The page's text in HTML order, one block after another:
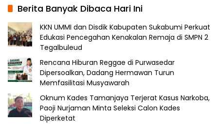
Berita Banyak Dibaca Hari Ini
KKN UMMI dan Disdik Kabupaten Sukabumi Perkuat
Edukasi Pencegahan Kenakalan Remaja di SMPN 2
Tegalbuleud
Rencana Hiburan Reggae di Purwasedar
Dipersoalkan, Dadang Hermawan Turun
Memfasilitasi Musyawarah
Oknum Kades Tamanjaya Terjerat Kasus Narkoba,
Paoji Nurjaman Minta Seleksi Calon Kades
Diperketat